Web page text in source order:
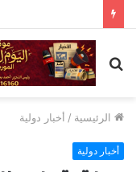
بحث
عن
الرئيسية / أخبار دولية
أخبار دولية